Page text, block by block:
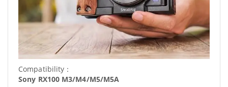
Compatibility：
Sony RX100 M3/M4/M5/M5A